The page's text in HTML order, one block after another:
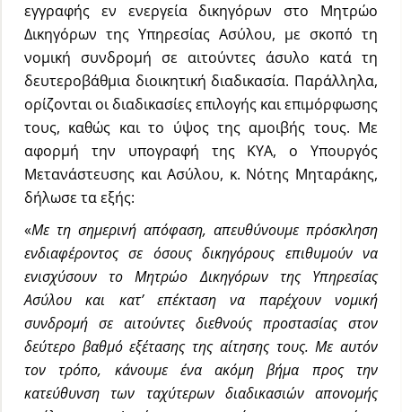
εγγραφής εν ενεργεία δικηγόρων στο Μητρώο
Δικηγόρων της Υπηρεσίας Ασύλου, με σκοπό τη
νομική συνδρομή σε αιτούντες άσυλο κατά τη
δευτεροβάθμια διοικητική διαδικασία. Παράλληλα,
ορίζονται οι διαδικασίες επιλογής και επιμόρφωσης
τους, καθώς και το ύψος της αμοιβής τους. Με
αφορμή την υπογραφή της ΚΥΑ, ο Υπουργός
Μετανάστευσης και Ασύλου, κ. Νότης Μηταράκης,
δήλωσε τα εξής:
«Με τη σημερινή απόφαση, απευθύνουμε πρόσκληση
ενδιαφέροντος σε όσους δικηγόρους επιθυμούν να
ενισχύσουν το Μητρώο Δικηγόρων της Υπηρεσίας
Ασύλου και κατ’ επέκταση να παρέχουν νομική
συνδρομή σε αιτούντες διεθνούς προστασίας στον
δεύτερο βαθμό εξέτασης της αίτησης τους. Με αυτόν
τον τρόπο, κάνουμε ένα ακόμη βήμα προς την
κατεύθυνση των ταχύτερων διαδικασιών απονομής